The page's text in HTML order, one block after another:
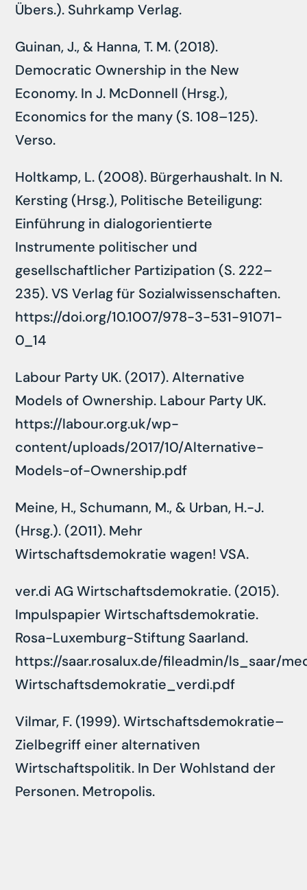
Übers.). Suhrkamp Verlag.
Guinan, J., & Hanna, T. M. (2018).
Democratic Ownership in the New
Economy. In J. McDonnell (Hrsg.),
Economics for the many (S. 108–125).
Verso.
Holtkamp, L. (2008). Bürgerhaushalt. In N.
Kersting (Hrsg.), Politische Beteiligung:
Einführung in dialogorientierte
Instrumente politischer und
gesellschaftlicher Partizipation (S. 222–
235). VS Verlag für Sozialwissenschaften.
https://doi.org/10.1007/978-3-531-91071-
0_14
Labour Party UK. (2017). Alternative
Models of Ownership. Labour Party UK.
https://labour.org.uk/wp-
content/uploads/2017/10/Alternative-
Models-of-Ownership.pdf
Meine, H., Schumann, M., & Urban, H.-J.
(Hrsg.). (2011). Mehr
Wirtschaftsdemokratie wagen! VSA.
ver.di AG Wirtschaftsdemokratie. (2015).
Impulspapier Wirtschaftsdemokratie.
Rosa-Luxemburg-Stiftung Saarland.
https://saar.rosalux.de/fileadmin/ls_saar/
Wirtschaftsdemokratie_verdi.pdf
Vilmar, F. (1999). Wirtschaftsdemokratie–
Zielbegriff einer alternativen
Wirtschaftspolitik. In Der Wohlstand der
Personen. Metropolis.